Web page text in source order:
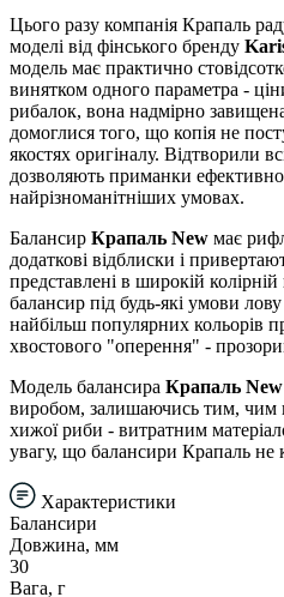
Цього разу компанія Крапаль
моделі від фінського бренду
модель має практично
винятком одного параметра -
рибалок, вона надмірно
домоглися того, що копія не
якостях оригіналу. Відтворили
дозволяють приманки
найрізноманітніших умовах.
Балансир Крапаль New має
додаткові відблиски і
представлені в широкій
балансир під будь-які умови
найбільш популярних кольорів
хвостового "оперення" -
Модель балансира Крапаль New
виробом, залишаючись тим, чим
хижої риби - витратним
увагу, що балансири Крапаль не
Характеристики
Балансири
Довжина, мм
30
Вага, г